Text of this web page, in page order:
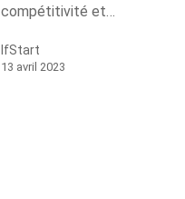
compétitivité et…
IfStart
13 avril 2023